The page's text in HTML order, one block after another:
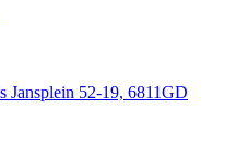
Jansplein 52-19, 6811GD